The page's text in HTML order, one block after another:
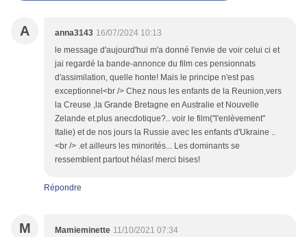
A anna3143 16/07/2024 10:13
le message d'aujourd'hui m'a donné l'envie de voir celui ci et
jai regardé la bande-annonce du film ces pensionnats
d'assimilation, quelle honte! Mais le principe n'est pas
exceptionnel<br /> Chez nous les enfants de la Reunion,vers
la Creuse ,la Grande Bretagne en Australie et Nouvelle
Zelande et.plus anecdotique?.. voir le film("l'enlèvement"
Italie) et de nos jours la Russie avec les enfants d'Ukraine ..
<br /> .et ailleurs les minorités... Les dominants se
ressemblent partout hélas! merci bises!
Répondre
M Mamieminette 11/10/2021 07:34